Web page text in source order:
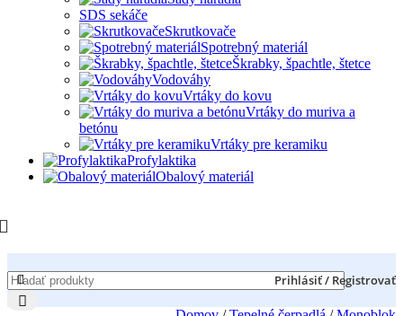
SDS sekáče
Skrutkovače
Spotrebný materiál
Škrabky, špachtle, štetce
Vodováhy
Vrtáky do kovu
Vrtáky do muriva a
betónu
Vrtáky pre keramiku
Profylaktika
Obalový materiál
Prihlásiť / Registrovať